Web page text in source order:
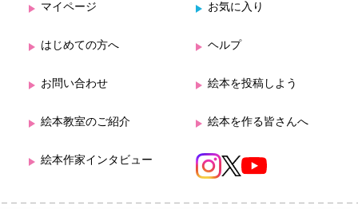
マイページ お気に入り
はじめての方へ ヘルプ
お問い合わせ 絵本を投稿しよう
絵本教室のご紹介 絵本を作る皆さんへ
絵本作家インタビュー